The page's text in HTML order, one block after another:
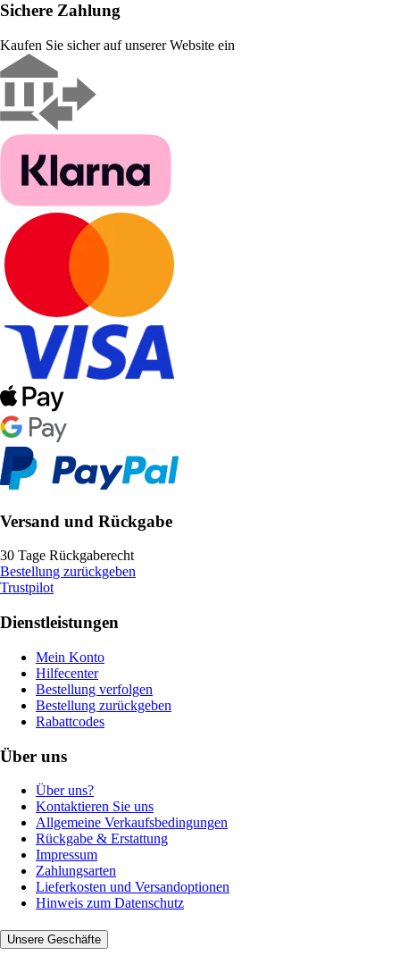
Sichere Zahlung
Kaufen Sie sicher auf unserer Website ein
Versand und Rückgabe
30 Tage Rückgaberecht
Bestellung zurückgeben
Trustpilot
Dienstleistungen
Mein Konto
Hilfecenter
Bestellung verfolgen
Bestellung zurückgeben
Rabattcodes
Über uns
Über uns?
Kontaktieren Sie uns
Allgemeine Verkaufsbedingungen
Rückgabe & Erstattung
Impressum
Zahlungsarten
Lieferkosten und Versandoptionen
Hinweis zum Datenschutz
Unsere Geschäfte